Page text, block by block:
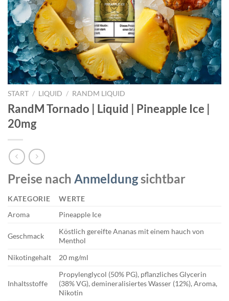
START / LIQUID / RANDM LIQUID
RandM Tornado | Liquid | Pineapple Ice |
20mg
Preise nach Anmeldungsichtbar
KATEGORIE
WERTE
Aroma
Pineapple Ice
Geschmack
Köstlich gereifte Ananas mit einem hauch von
Menthol
Nikotingehalt
20 mg/ml
Inhaltsstoffe
Propylenglycol (50% PG), pflanzliches Glycerin
(38% VG), demineralisiertes Wasser (12%), Aroma,
Nikotin